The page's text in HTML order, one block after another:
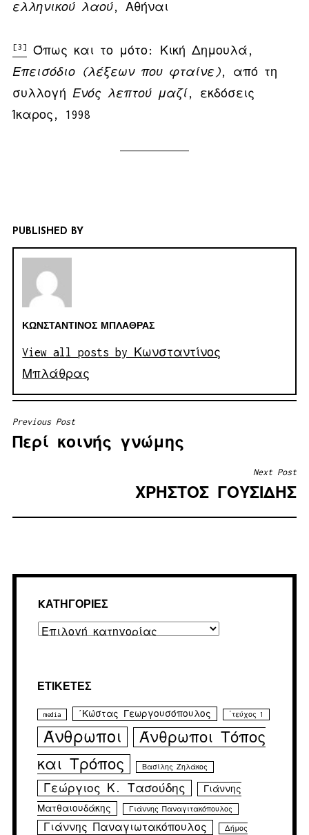
ελληνικού λαού, Αθήναι
[3]
Όπως και το μότο: Κική Δημουλά,
Επεισόδιο
(λέξεων που φταίνε ), από τη
συλλογή Ενός λεπτού μαζί, εκδόσεις
Ίκαρος, 1998
PUBLISHED BY
ΚΩΝΣΤΑΝΤΊΝΟΣ ΜΠΛΆΘΡΑΣ
View all posts by Κωνσταντίνος
Μπλάθρας
ΠΛΟΉΓΗΣΗ
ΆΡΘΡΩΝ
Previous Post
Περί κοινής γνώμης
Next Post
ΧΡΗΣΤΟΣ ΓΟΥΣΙΔΗΣ
KΑΤΗΓΟΡΊΕΣ
Kατηγορίες
ΕΤΙΚΈΤΕΣ
media ΄Κώστας Γεωργουσόπουλος ΄τεύχος 1
Άνθρωποι
Άνθρωποι Τόπος
και Τρόπος
Βασίλης Ζηλάκος
Γεώργιος Κ. Τασούδης
Γιάννης
Ματθαιουδάκης
Γιάννης Παναγιτακόπουλος
Γιάννης Παναγιωτακόπουλος Δήμος